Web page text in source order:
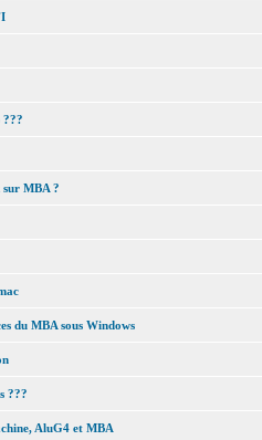
MBA ?
du MBA sous Windows
???
AluG4 et MBA